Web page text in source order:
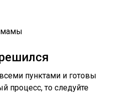
пунктами и готовы
процесс, то следуйте